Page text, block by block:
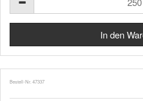
Bestell-Nr. 47337